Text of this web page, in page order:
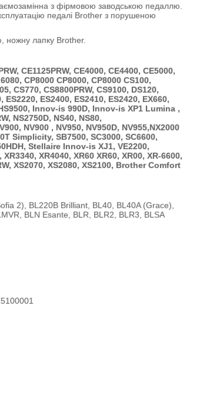
з фірмовою заводською педаллю.
педалі Brother з порушеною
ножну лапку Brother.
CE1125PRW, CE4000, CE4400, CE5000,
CP8000 CP8000, CP8000 CS100,
CS770, CS8800PRW, CS9100, DS120,
ES2400, ES2410, ES2420, EX660,
Innov-is 990D, Innov-is XP1 Lumina ,
NS2750D, NS40, NS80,
NV900 , NV950, NV950D, NV955,NX2000
Simplicity, SB7500, SC3000, SC6600,
Stellaire Innov-is XJ1, VE2200,
XR4040, XR60 XR60, XR00, XR-6600,
XS2070, XS2080, XS2100, Brother Comfort
2), BL220B Brilliant, BL40, BL40A (Grace),
BLN Esante, BLR, BLR2, BLR3, BLSA